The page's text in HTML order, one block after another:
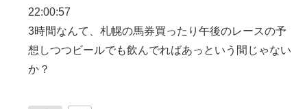
22:00:57
3時間なんて、札幌の馬券買ったり午後のレースの予
想しつつビールでも飲んでればあっという間じゃない
か？